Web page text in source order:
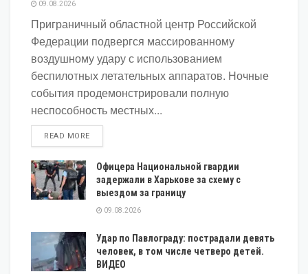
09.08.2026
Приграничный областной центр Российской
Федерации подвергся массированному
воздушному удару с использованием
беспилотных летательных аппаратов. Ночные
события продемонстрировали полную
неспособность местных...
READ MOREDETAILS
Офицера Национальной гвардии
задержали в Харькове за схему с
выездом за границу
09.08.2026
Удар по Павлограду: пострадали девять
человек, в том числе четверо детей.
ВИДЕО